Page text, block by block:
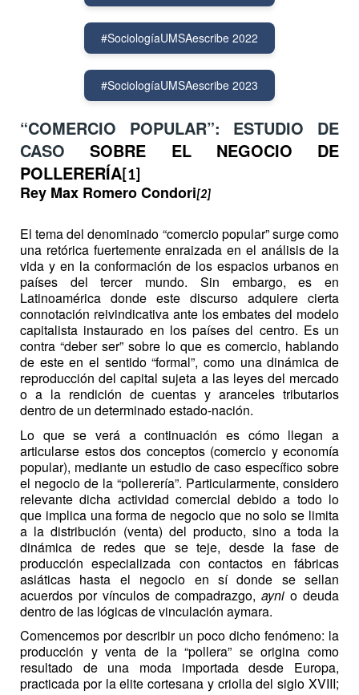
#SociologíaUMSAescribe 2022
#SociologíaUMSAescribe 2023
“COMERCIO POPULAR”: ESTUDIO DE
CASOSOBRE EL NEGOCIO DE
POLLERERÍA [1]
Rey Max Romero Condori[2]
El tema del denominado “comercio popular” surge como
una retórica fuertemente enraizada en el análisis de la
vida y en la conformación de los espacios urbanos en
países del tercer mundo. Sin embargo, es en
Latinoamérica donde este discurso adquiere cierta
connotación reivindicativa ante los embates del modelo
capitalista instaurado en los países del centro. Es un
contra “deber ser” sobre lo que es comercio, hablando
de este en el sentido “formal”, como una dinámica de
reproducción del capital sujeta a las leyes del mercado
o a la rendición de cuentas y aranceles tributarios
dentro de un determinado estado-nación.
Lo que se verá a continuación es cómo llegan a
articularse estos dos conceptos (comercio y economía
popular), mediante un estudio de caso específico sobre
el negocio de la “pollerería”. Particularmente, considero
relevante dicha actividad comercial debido a todo lo
que implica una forma de negocio que no solo se limita
a la distribución (venta) del producto, sino a toda la
dinámica de redes que se teje, desde la fase de
producción especializada con contactos en fábricas
asiáticas hasta el negocio en sí donde se sellan
acuerdos por vínculos de compadrazgo,ayni o deuda
dentro de las lógicas de vinculación aymara.
Comencemos por describir un poco dicho fenómeno: la
producción y venta de la “pollera” se origina como
resultado de una moda importada desde Europa,
practicada por la elite cortesana y criolla del siglo XVIII;